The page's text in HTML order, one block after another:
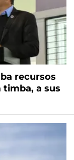
recursos
timba, a sus